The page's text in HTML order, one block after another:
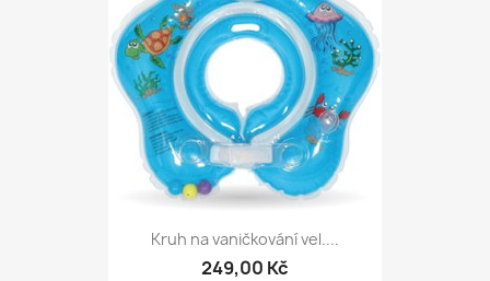
Kruh na vaničkování vel....
249,00 Kč